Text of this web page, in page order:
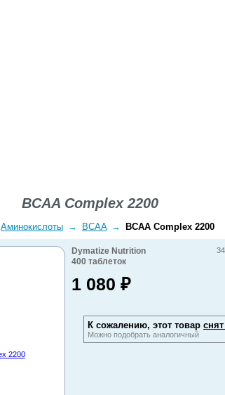
BCAA Complex 2200
Аминокислоты → BCAA → BCAA Complex 2200
Dymatize Nutrition
400 таблеток
1 080 ₽
К сожалению, этот товар
Можно подобрать аналогичный